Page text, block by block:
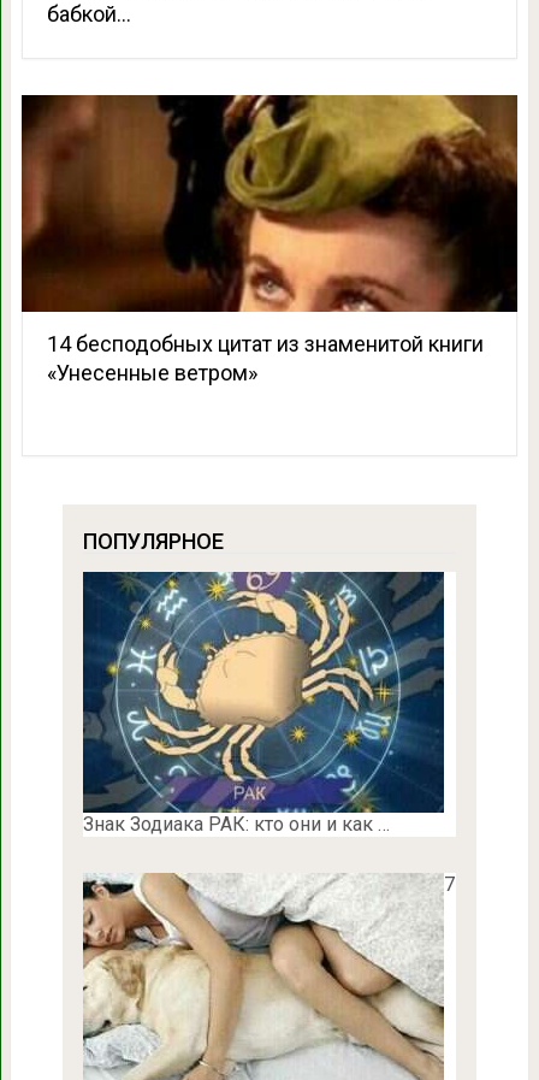
бабкой…
14 бесподобных цитат из знаменитой книги
«Унесенные ветром»
ПОПУЛЯРНОЕ
Знак Зодиака РАК: кто они и как …
7